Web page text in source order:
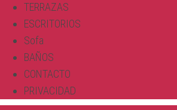
TERRAZAS
ESCRITORIOS
Sofa
BAÑOS
CONTACTO
PRIVACIDAD